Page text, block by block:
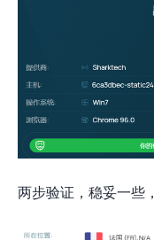
两步验证，稳妥一些，